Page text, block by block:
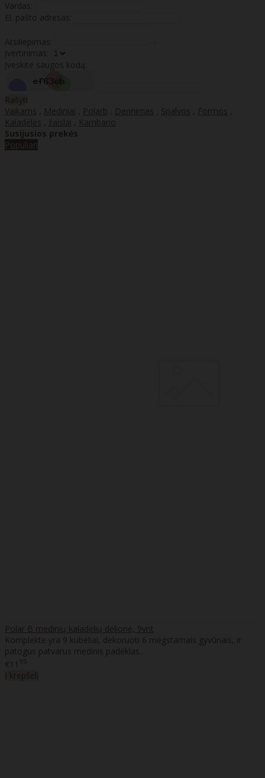
Vardas:
El. pašto adresas:
Atsiliepimas:
Įvertinimas:
Įveskite saugos kodą:
Rašyti
Vaikams , Mediniai , Polarb , Derinimas , Spalvos , Formos ,
Kaladėlės , žaislai , Kambario
Susijusios prekės
Populiari
Polar B medinių kaladėlių dėlionė, 9vnt
Komplekte yra 9 kubeliai, dekoruoti 6 mėgstamais gyvūnais, ir
patogus patvarus medinis padėklas..
€11 95